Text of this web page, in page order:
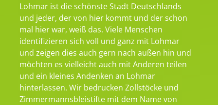
Lohmar ist die schönste Stadt Deutschlands
und jeder, der von hier kommt und der schon
mal hier war, weiß das. Viele Menschen
identifizieren sich voll und ganz mit Lohmar
und zeigen dies auch gern nach außen hin und
möchten es vielleicht auch mit Anderen teilen
und ein kleines Andenken an Lohmar
hinterlassen. Wir bedrucken Zollstöcke und
Zimmermannsbleistifte mit dem Name von